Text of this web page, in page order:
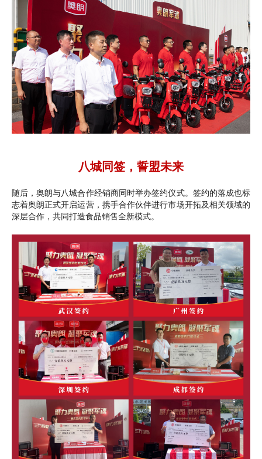
八城同签，誓盟未来
随后，奥朗与八城合作经销商同时举办签约仪式。签约的落成也标
志着奥朗正式开启运营，携手合作伙伴进行市场开拓及相关领域的
深层合作，共同打造食品销售全新模式。